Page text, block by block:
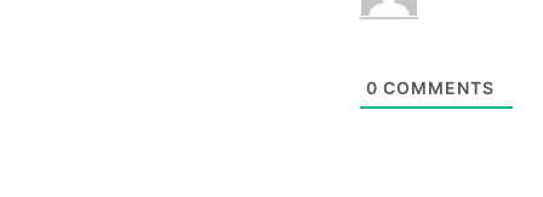
0 COMMENTS